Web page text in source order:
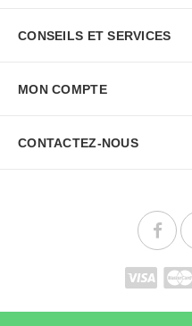
CONSEILS ET SERVICES
MON COMPTE
CONTACTEZ-NOUS